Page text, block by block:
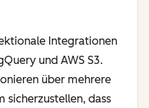
Integrationen
und AWS S3.
über mehrere
sicherzustellen, dass